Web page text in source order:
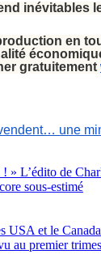
inévitables
en
gratuitement
une
» L’édito de
sous-estimé
USA et le
au premier